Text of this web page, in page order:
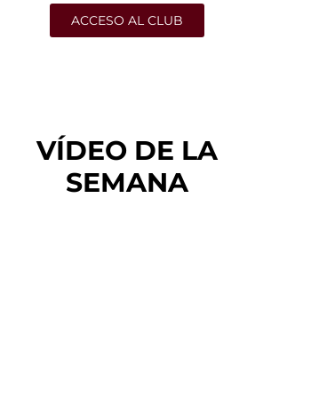
ACCESO AL CLUB
VÍDEO DE LA
SEMANA